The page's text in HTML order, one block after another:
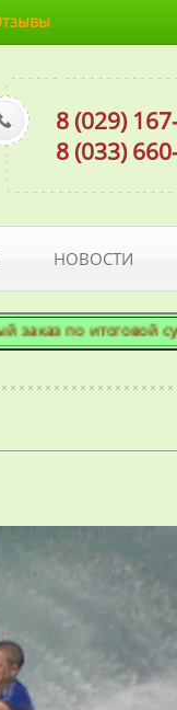
8 (029)
8 (033)
НОВОСТИ
по итоговой